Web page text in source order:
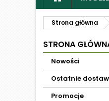
Strona główna
STRONA
Nowości
Ostatnie
Promocje